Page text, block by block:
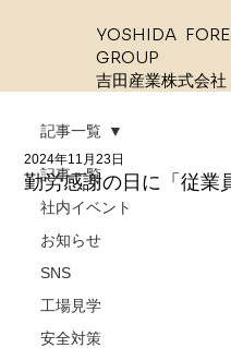
YOSHIDA
GROUP
​吉田産業株式会社
記事一覧
社内イベント
お知らせ
SNS
工場見学
安全対策
記事一覧
勤労感謝の日に「従業
2024年11月23日